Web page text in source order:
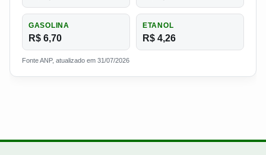
GASOLINA
R$ 6,70
ETANOL
R$ 4,26
Fonte ANP, atualizado em 31/07/2026